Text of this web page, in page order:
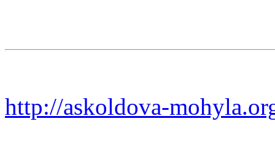
http://askoldova-